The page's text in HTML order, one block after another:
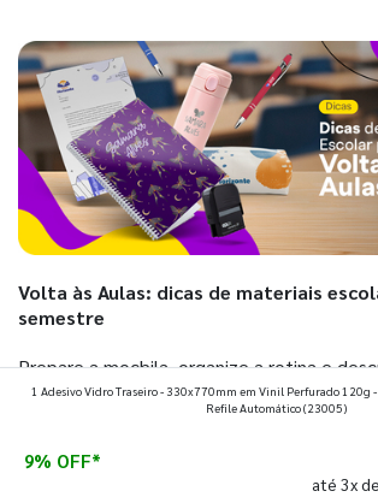
Volta às Aulas: dicas de materiais
semestre
Prepare a mochila, organize a rotina e
que fazem toda diferença para começar o
1 Adesivo Vidro Traseiro - 330x770mm em Vinil Perfurado 120g
Refile Automático(23005)
9% OFF*
até 3x